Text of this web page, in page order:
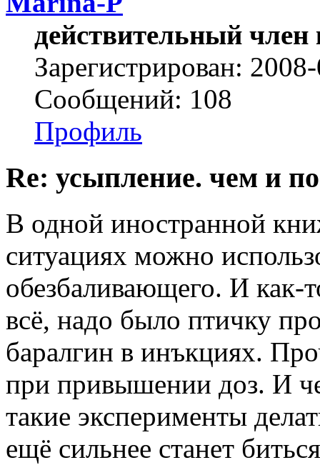
действительный член
Зарегистрирован:
Сообщений: 108
Профиль
Re: усыпление. чем и
В одной иностранной
ситуациях можно
обезбаливающего. И как-
всё, надо было птичку
баралгин в инъкциях.
при привышении доз. И
такие эксперименты
ещё сильнее станет